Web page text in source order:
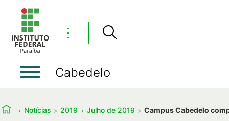
⋮
Cabedelo
Notícias 2019 Julho de 2019 Campus Cabedelo